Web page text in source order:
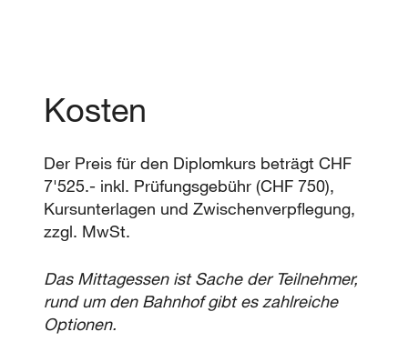
Kosten
Der Preis für den Diplomkurs beträgt CHF
7'525.- inkl. Prüfungsgebühr (CHF 750),
Kursunterlagen und Zwischenverpflegung,
zzgl. MwSt.
Das Mittagessen ist Sache der Teilnehmer,
rund um den Bahnhof gibt es zahlreiche
Optionen.